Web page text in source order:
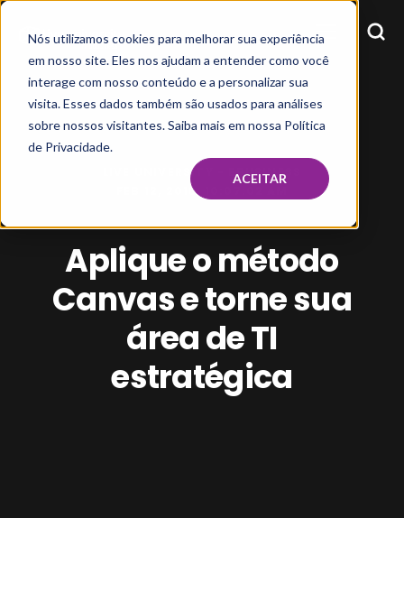
Nós utilizamos cookies para melhorar sua experiência
em nosso site. Eles nos ajudam a entender como você
interage com nosso conteúdo e a personalizar sua
visita. Esses dados também são usados para análises
sobre nossos visitantes. Saiba mais em nossa Política
de Privacidade.
ACEITAR
LIVE UNIVERSITY - EBUSINESS
FEB 12, 2018, 10:07:02 AM
Aplique o método
Canvas e torne sua
área de TI
estratégica